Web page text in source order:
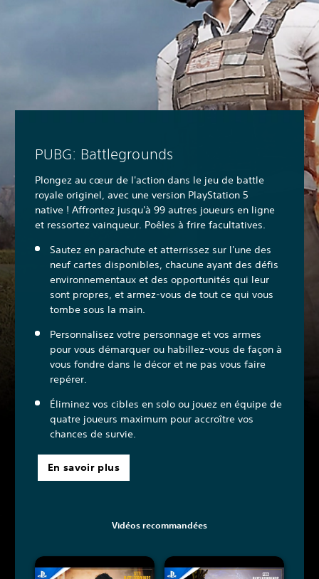
PUBG: Battlegrounds
Plongez au cœur de l'action dans le jeu de battle
royale originel, avec une version PlayStation 5
native ! Affrontez jusqu'à 99 autres joueurs en ligne
et ressortez vainqueur. Poêles à frire facultatives.
Sautez en parachute et atterrissez sur l'une des
neuf cartes disponibles, chacune ayant des défis
environnementaux et des opportunités qui leur
sont propres, et armez-vous de tout ce qui vous
tombe sous la main.
Personnalisez votre personnage et vos armes
pour vous démarquer ou habillez-vous de façon à
vous fondre dans le décor et ne pas vous faire
repérer.
Éliminez vos cibles en solo ou jouez en équipe de
quatre joueurs maximum pour accroître vos
chances de survie.
En savoir plus
Vidéos recommandées